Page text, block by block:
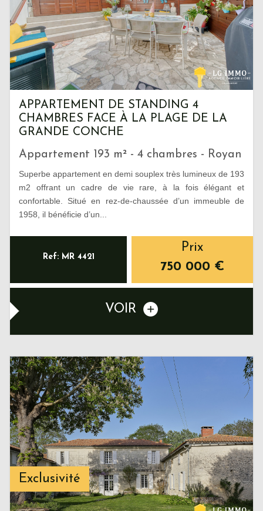
APPARTEMENT DE STANDING 4
CHAMBRES FACE À LA PLAGE DE LA
GRANDE CONCHE
Appartement 193 m² - 4 chambres - Royan
Superbe appartement en demi souplex très lumineux de 193
m2 offrant un cadre de vie rare, à la fois élégant et
confortable. Situé en rez-de-chaussée d’un immeuble de
1958, il bénéficie d’un...
Ref: MR 4421
Prix
750 000 €
VOIR
Exclusivité